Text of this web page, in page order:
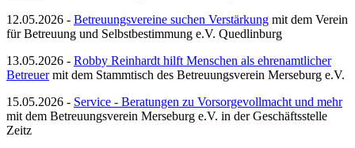
12.05.2026 - Betreuungsvereine suchen Verstärkung mit dem Verein
für Betreuung und Selbstbestimmung e.V. Quedlinburg
13.05.2026 - Robby Reinhardt hilft Menschen als ehrenamtlicher
Betreuermit dem Stammtisch des Betreuungsverein Merseburg e.V.
15.05.2026 - Service - Beratungen zu Vorsorgevollmacht und mehr
mit dem Betreuungsverein Merseburg e.V. in der Geschäftsstelle
Zeitz